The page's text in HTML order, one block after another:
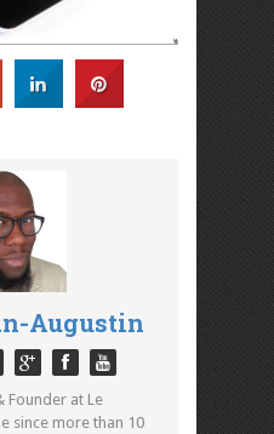
Augustin
Founder at Le
since more than 10